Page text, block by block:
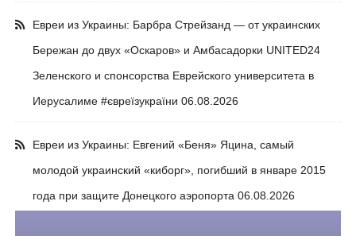
Евреи из Украины: Барбра Стрейзанд — от украинских
Бережан до двух «Оскаров» и Амбасадорки UNITED24
Зеленского и спонсорства Еврейского университета в
Иерусалиме #євреїзукраїни 06.08.2026
Евреи из Украины: Евгений «Беня» Яцина, самый
молодой украинский «киборг», погибший в январе 2015
года при защите Донецкого аэропорта 06.08.2026